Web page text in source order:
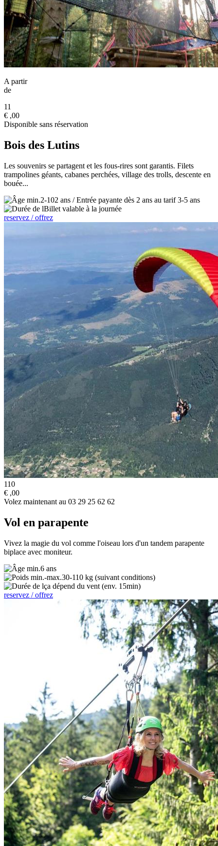
A partir
de
11
€ ,00
Disponible sans réservation
Bois des Lutins
Les souvenirs se partagent et les fous-rires sont garantis. Filets
trampolines géants, cabanes perchées, village des trolls, descente en
bouée...
2-102 ans / Entrée payante dès 2 ans au tarif 3-5 ans
Billet valable à la journée
reservez / offrez
110
€ ,00
Volez maintenant au 03 29 25 62 62
Vol en parapente
Vivez la magie du vol comme l'oiseau lors d'un tandem parapente
biplace avec moniteur.
6 ans
30-110 kg (suivant conditions)
ça dépend du vent (env. 15min)
reservez / offrez